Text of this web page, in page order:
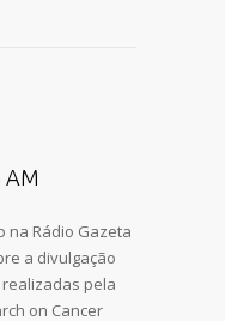
AM
na Rádio Gazeta
a divulgação
pela
on Cancer